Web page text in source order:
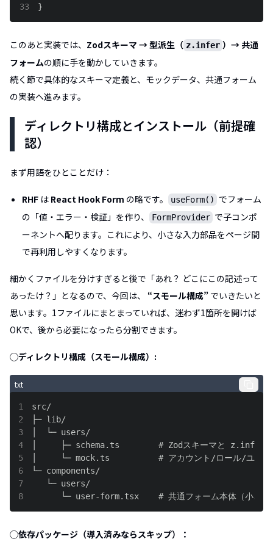
33
}
このあと実装では、 Zodスキーマ → 型派生（ z.infer ）→ 共通
フォームの順に手を動かしていきます。
続く節で具体的なスキーマ定義と、モックデータ、共通フォーム
の実装へ進みます。
ディレクトリ構成とインストール（前提確
認）
まず用語をひとことだけ：
RHF は React Hook Form の略です。 useForm()
でフォーム
の「値・エラー・検証」を作り、
FormProvider で子コンポ
ーネントへ配ります。これにより、小さな入力部品をページ間
で再利用しやすくなります。
細かくファイルを分けすぎると後で「あれ？ どこにこの記述って
あったけ？」となるので、今回は、 “スモール構成” でいきたいと
思います。1ファイルにまとまっていれば、迷わず1箇所を開けば
OKで、後から必要になったら分割できます。
◯ディレクトリ構成（スモール構成）:
txt
1
2
3
4
5
6
7
8
└─ user-form.tsx    # 共通フォーム本体（小さな
◯依存パッケージ（導入済みならスキップ）：